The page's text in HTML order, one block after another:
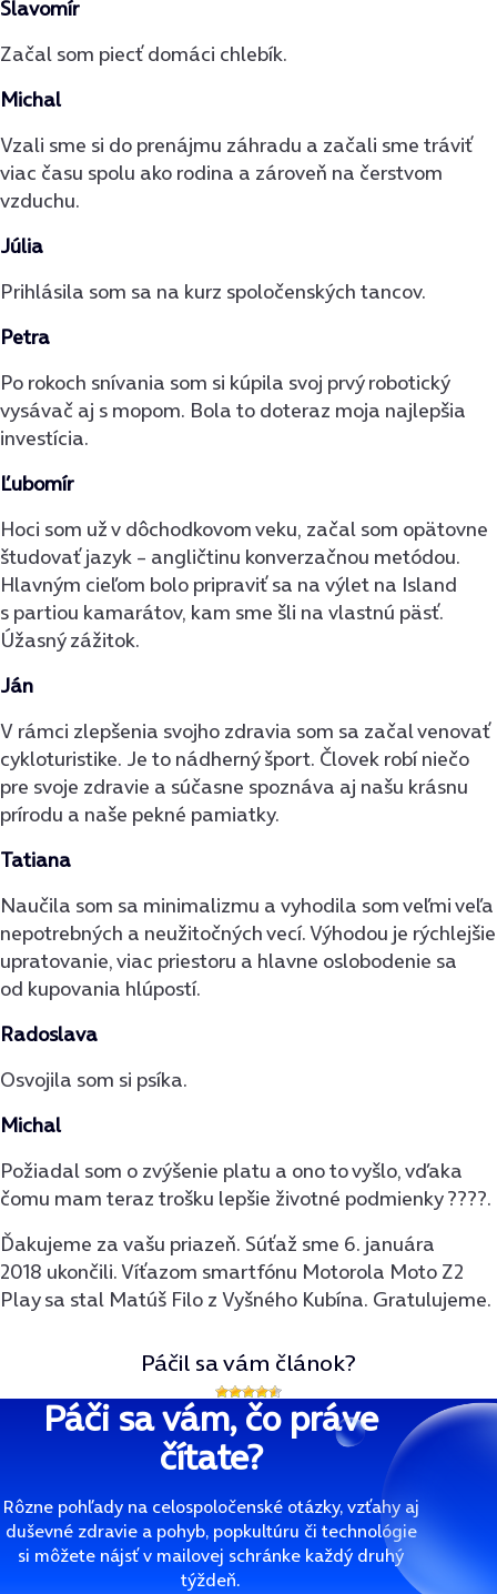
Slavomír
Začal som piecť domáci chlebík.
Michal
Vzali sme si do prenájmu záhradu a začali sme tráviť
viac času spolu ako rodina a zároveň na čerstvom
vzduchu.
Júlia
Prihlásila som sa na kurz spoločenských tancov.
Petra
Po rokoch snívania som si kúpila svoj prvý robotický
vysávač aj s mopom. Bola to doteraz moja najlepšia
investícia.
Ľubomír
Hoci som už v dôchodkovom veku, začal som opätovne
študovať jazyk – angličtinu konverzačnou metódou.
Hlavným cieľom bolo pripraviť sa na výlet na Island
s partiou kamarátov, kam sme šli na vlastnú päsť.
Úžasný zážitok.
Ján
V rámci zlepšenia svojho zdravia som sa začal venovať
cykloturistike. Je to nádherný šport. Človek robí niečo
pre svoje zdravie a súčasne spoznáva aj našu krásnu
prírodu a naše pekné pamiatky.
Tatiana
Naučila som sa minimalizmu a vyhodila som veľmi veľa
nepotrebných a neužitočných vecí. Výhodou je rýchlejšie
upratovanie, viac priestoru a hlavne oslobodenie sa
od kupovania hlúpostí.
Radoslava
Osvojila som si psíka.
Michal
Požiadal som o zvýšenie platu a ono to vyšlo, vďaka
čomu mam teraz trošku lepšie životné podmienky ????.
Ďakujeme za vašu priazeň. Súťaž sme 6. januára
2018 ukončili. Víťazom smartfónu Motorola Moto Z2
Play sa stal Matúš Filo z Vyšného Kubína. Gratulujeme.
Páčil sa vám článok?
Páči sa vám, čo práve
čítate?
Rôzne pohľady na celospoločenské otázky, vzťahy aj
duševné zdravie a pohyb, popkultúru či technológie
si môžete nájsť v mailovej schránke každý druhý
týždeň.